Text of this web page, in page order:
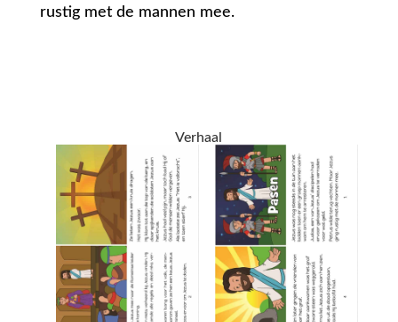
rustig met de mannen mee.
Verhaal